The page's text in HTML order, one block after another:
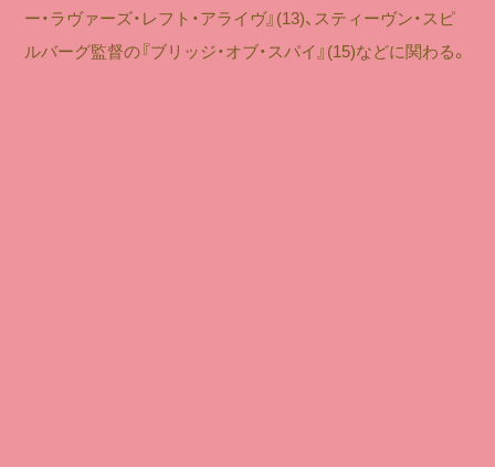
ー・ラヴァーズ・レフト・アライヴ』(13)、スティーヴン・スピ
ルバーグ監督の『ブリッジ・オブ・スパイ』(15)などに関わる。